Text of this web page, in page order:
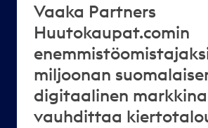
Vaaka Partners
Huutokaupat.comin
miljoonan
digitaalinen
vauhdittaa